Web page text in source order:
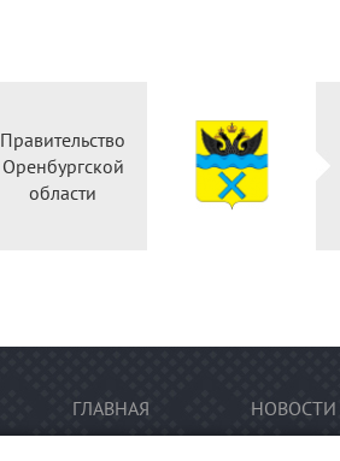
Правительство
Оренбургской
области
ГЛАВНАЯ НОВОСТИ